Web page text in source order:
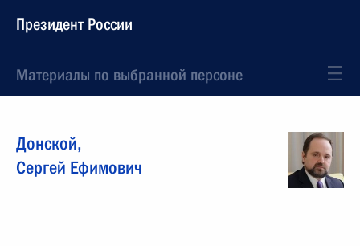
Президент России
Материалы по выбранной персоне
Донской,
Сергей Ефимович